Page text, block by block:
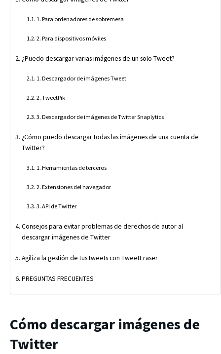
1. Para ordenadores de sobremesa
2. Para dispositivos móviles
¿Puedo descargar varias imágenes de un solo Tweet?
1. Descargador de imágenes Tweet
2. TweetPik
3. Descargador de imágenes de Twitter Snaplytics
¿Cómo puedo descargar todas las imágenes de una cuenta de
Twitter?
1. Herramientas de terceros
2. Extensiones del navegador
3. API de Twitter
Consejos para evitar problemas de derechos de autor al
descargar imágenes de Twitter
Agiliza la gestión de tus tweets con TweetEraser
PREGUNTAS FRECUENTES
Cómo descargar imágenes de
Twitter